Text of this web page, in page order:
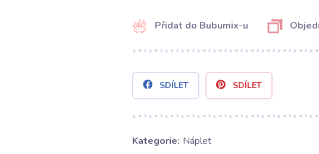
Přidat do Bubumix-u
SDÍLET SDÍLET
Kategorie: Náplet